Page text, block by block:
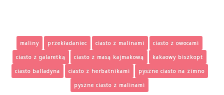
maliny przekładaniec ciasto z malinami
ciasto z owocami
ciasto z galaretką
ciasto z masą kajmakową
kakaowy biszkopt
ciasto balladyna
ciasto z herbatnikami
pyszne ciasto na zimno
pyszne ciasto z malinami